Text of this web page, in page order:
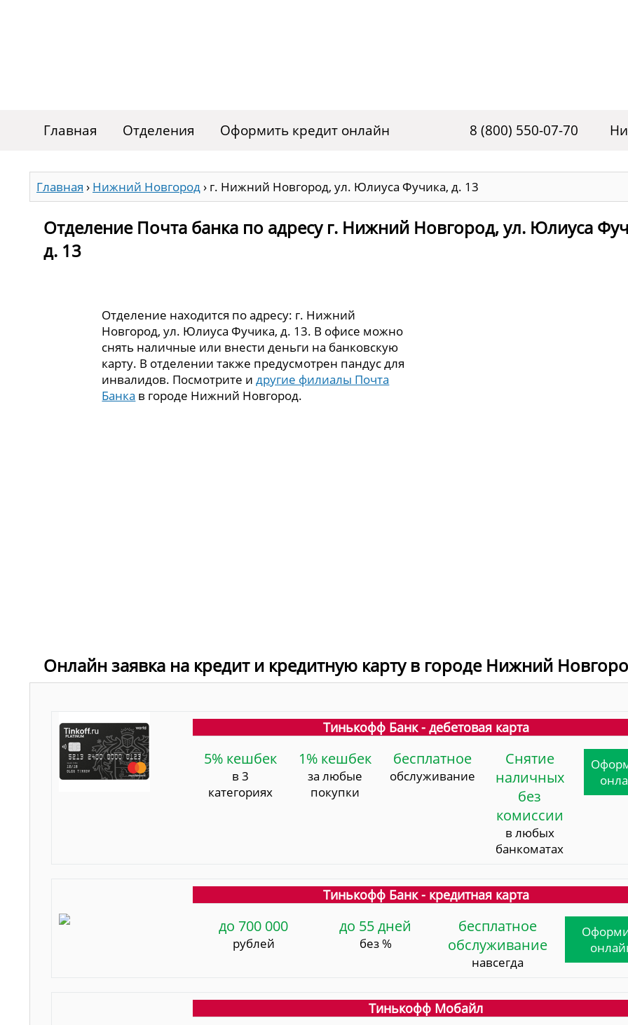
Главная Отделения Оформить кредит онлайн 8 (800) 550-07-70
Главная › Нижний Новгород› г. Нижний Новгород, ул. Юлиуса Фучика, д. 13
Отделение Почта банка по адресу г. Нижний Новгород, ул. Юлиуса
д. 13
Отделение находится по адресу: г. Нижний
Новгород, ул. Юлиуса Фучика, д. 13. В офисе можно
снять наличные или внести деньги на банковскую
карту. В отделении также предусмотрен пандус для
инвалидов. Посмотрите идругие филиалы Почта
Банка в городе Нижний Новгород.
Онлайн заявка на кредит и кредитную карту в городе Нижний
Тинькофф Банк - дебетовая карта
5% кешбек
в 3
категориях
1% кешбек
за любые
покупки
бесплатное
обслуживание
Снятие
наличных
без
комиссии
в любых
банкоматах
Тинькофф Банк - кредитная карта
до 700 000
рублей
до 55 дней
без %
бесплатное
обслуживание
навсегда
Тинькофф Мобайл